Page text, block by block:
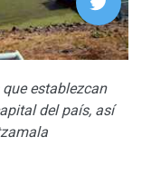
establezcan
del país, así